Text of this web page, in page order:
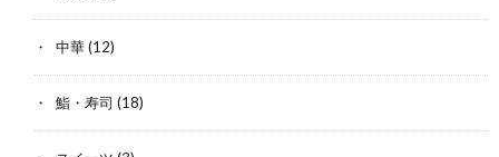
中華(12)
鮨・寿司 (18)